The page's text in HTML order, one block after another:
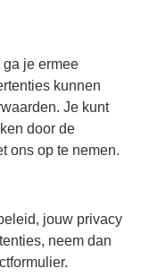
je ermee
kunnen
Je kunt
door de
ons op te nemen.
jouw privacy
neem dan